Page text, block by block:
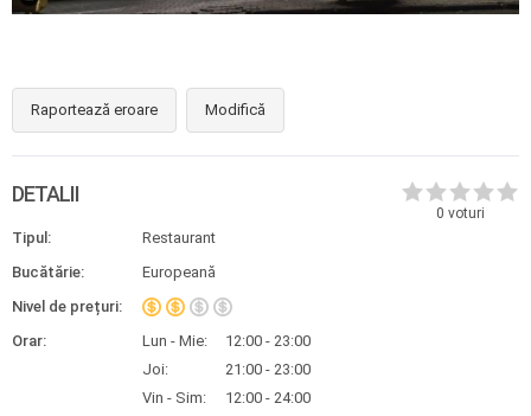
Raportează eroare Modifică
0 voturi
DETALII
Tipul:
Restaurant
Bucătărie:
Europeană
Nivel de prețuri:
Orar:
Lun - Mie:
12:00 - 23:00
Joi:
21:00 - 23:00
Vin - Sim:
12:00 - 24:00